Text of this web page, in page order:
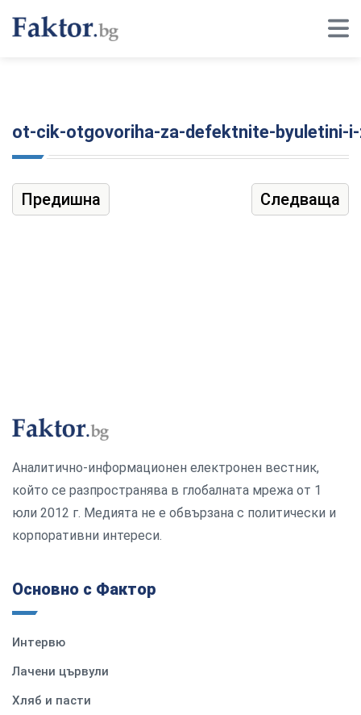
ot-cik-otgovoriha-za-defektnite-byuletini-
Предишна Следваща
Аналитично-информационен електронен вестник,
който се разпространява в глобалната мрежа от 1
юли 2012 г. Медията не е обвързана с политически и
корпоративни интереси.
Основно с Фактор
Интервю
Лачени цървули
Хляб и пасти